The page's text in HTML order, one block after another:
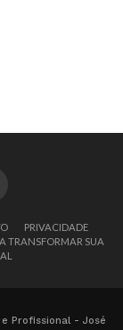
PRIVACIDADE
TRANSFORMAR SUA
Profissional - José